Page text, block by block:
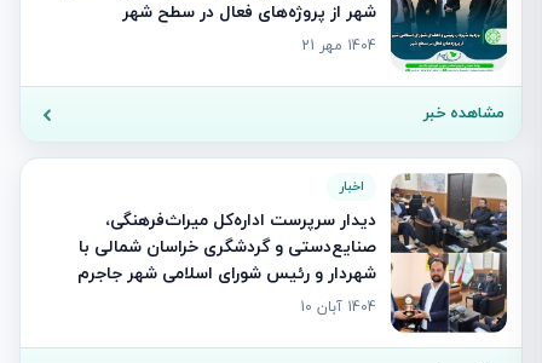
شهر از پروژه‌های فعال در سطح شهر
1404 مهر 21
مشاهده خبر
اخبار
دیدار سرپرست اداره‌کل میراث‌فرهنگی،
صنایع‌دستی و گردشگری خراسان شمالی با
شهردار و رئیس شورای اسلامی شهر جاجرم
1404 آبان 10